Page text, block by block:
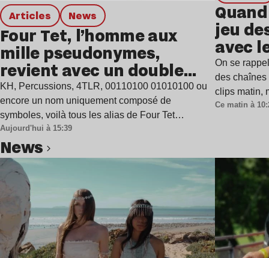
Articles news
Four Tet, l’homme aux
mille pseudonymes,
revient avec un double
single
KH, Percussions, 4TLR, 00110100 01010100 ou
encore un nom uniquement composé de
symboles, voilà tous les alias de Four Tet…
Aujourd'hui à 15:39
jeu
avec
On se
des
clips matin,
Ce matin à
news
Lire l’article